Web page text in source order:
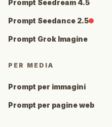
Prompt Seedream 4.5
Prompt Seedance 2.5
Prompt Grok Imagine
PER MEDIA
Prompt per immagini
Prompt per pagine web